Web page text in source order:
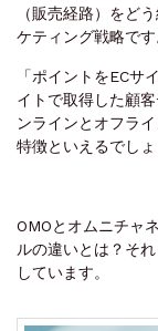
（販売経路）をど
ケティング戦略です
「ポイントをECサ
イトで取得した顧
ンラインとオフラ
特徴といえるでしょ
OMOとオムニチャ
ルの違いとは？そ
しています。